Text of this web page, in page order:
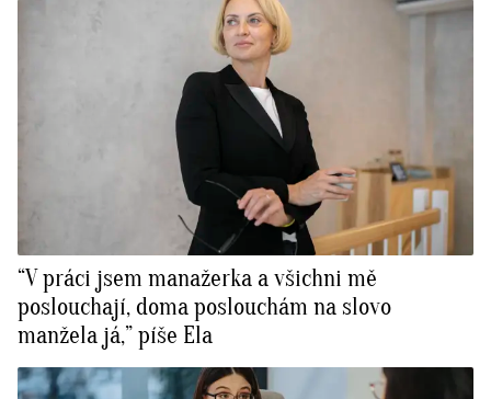
“V práci jsem manažerka a všichni mě
poslouchají, doma poslouchám na slovo
manžela já,” píše Ela